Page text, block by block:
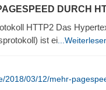
DURCH
HTTP2 Das
ist ei
2018/03/12/mehr-